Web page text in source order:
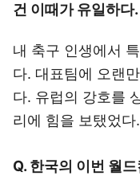
건 이때가 유일하다
내 축구 인생에서
다. 대표팀에 오랜
다. 유럽의 강호를
리에 힘을 보탰었
Q. 한국의 이번 월